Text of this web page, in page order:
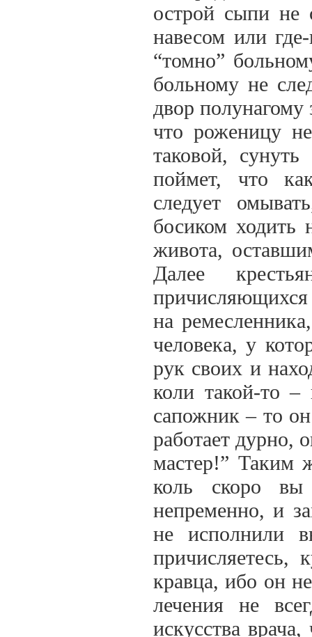
острой сыпи не
навесом или
“томно”
больному не
двор
что роженицу
таковой,
поймет, что
следует
босиком ходить
живота,
Далее
причисляющихся
на
человека, у
рук своих и
коли такой-то –
сапожник – то
работает дурно,
мастер!” Таким
коль скоро
непременно, и
не исполнили
причисляетесь,
кравца, ибо он
лечения не
искусства